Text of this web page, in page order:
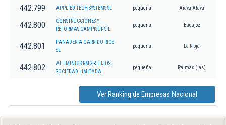
442.799 APPLIED TECH SYSTEMS SL pequeña Arava,Álava
442.800
CONSTRUCCIONES Y
REFORMAS CAMPISUR S.L.
pequeña Badajoz
442.801
PANADERIA GARRIDO RIOS
SL
pequeña La Rioja
442.802
ALUMINIOS RMG & HIJOS,
SOCIEDAD LIMITADA.
pequeña Palmas (las)
Ver Ranking de Empresas Nacional